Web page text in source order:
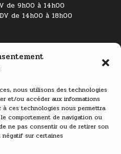
nous utilisons des technologies
et/ou accéder aux informations
ces technologies nous permettra
comportement de navigation ou
ne pas consentir ou de retirer son
sur certaines
de 9h00 à 14h00
de 14h00 à 18h00